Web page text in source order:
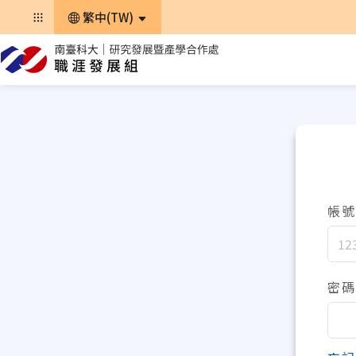
繁中(TW)
帳號
密碼